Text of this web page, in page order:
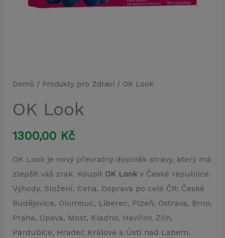
Domů / Produkty pro Zdraví/ OK Look
OK Look
1300,00 Kč
OK Look je nový převratný doplněk stravy, který má
zlepšit váš zrak. Koupit OK Lookv České republice.
Výhody. Složení. Cena. Doprava po celé ČR: České
Budějovice, Olomouc, Liberec, Plzeň, Ostrava, Brno,
Praha, Opava, Most, Kladno, Havířov, Zlín,
Pardubice, Hradec Králové a Ústí nad Labem.